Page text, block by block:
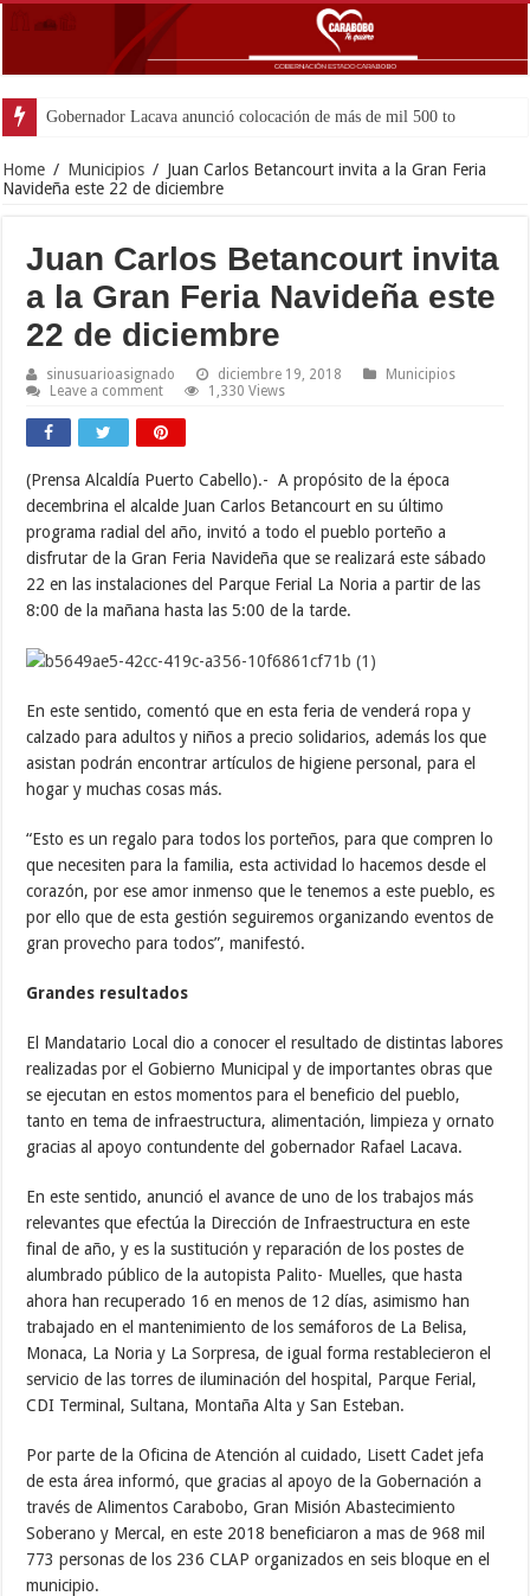
Home / Municipios / Juan Carlos Betancourt invita a la Gran Feria
Navideña este 22 de diciembre
Juan Carlos Betancourt invita
a la Gran Feria Navideña este
22 de diciembre
sinusuarioasignado diciembre 19, 2018
Municipios
Leave a comment
1,330 Views
(Prensa Alcaldía Puerto Cabello).- A propósito de la época
decembrina el alcalde Juan Carlos Betancourt en su último
programa radial del año, invitó a todo el pueblo porteño a
disfrutar de la Gran Feria Navideña que se realizará este sábado
22 en las instalaciones del Parque Ferial La Noria a partir de las
8:00 de la mañana hasta las 5:00 de la tarde.
En este sentido, comentó que en esta feria de venderá ropa y
calzado para adultos y niños a precio solidarios, además los que
asistan podrán encontrar artículos de higiene personal, para el
hogar y muchas cosas más.
“Esto es un regalo para todos los porteños, para que compren lo
que necesiten para la familia, esta actividad lo hacemos desde el
corazón, por ese amor inmenso que le tenemos a este pueblo, es
por ello que de esta gestión seguiremos organizando eventos de
gran provecho para todos”, manifestó.
Grandes resultados
El Mandatario Local dio a conocer el resultado de distintas labores
realizadas por el Gobierno Municipal y de importantes obras que
se ejecutan en estos momentos para el beneficio del pueblo,
tanto en tema de infraestructura, alimentación, limpieza y ornato
gracias al apoyo contundente del gobernador Rafael Lacava.
En este sentido, anunció el avance de uno de los trabajos más
relevantes que efectúa la Dirección de Infraestructura en este
final de año, y es la sustitución y reparación de los postes de
alumbrado público de la autopista Palito- Muelles, que hasta
ahora han recuperado 16 en menos de 12 días, asimismo han
trabajado en el mantenimiento de los semáforos de La Belisa,
Monaca, La Noria y La Sorpresa, de igual forma restablecieron el
servicio de las torres de iluminación del hospital, Parque Ferial,
CDI Terminal, Sultana, Montaña Alta y San Esteban.
Por parte de la Oficina de Atención al cuidado, Lisett Cadet jefa
de esta área informó, que gracias al apoyo de la Gobernación a
través de Alimentos Carabobo, Gran Misión Abastecimiento
Soberano y Mercal, en este 2018 beneficiaron a mas de 968 mil
773 personas de los 236 CLAP organizados en seis bloque en el
municipio.